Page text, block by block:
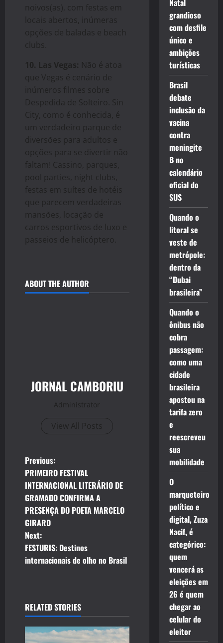
noivos(as), com festas em
locais abertos, inúmeras
opções de baladas e beach
clubs.
10. Las Vegas: Não é atoa
que Vegas é cenário de
inúmeros filmes sobre
Despedida de Solteiro. Sin
City, como é conhecida, é
um verdadeiro parque de
diversões para adultos e
opções para se divertir não
faltam! Cassino, parques,
pool parties, night clubs,
festas em suítes de hotéis
que parecem verdadeiras
mansões, locação de
carros esportivos de luxo e
passeios de helicóptero.
ABOUT THE AUTHOR
JORNAL CAMBORIU
Administrator
View All Posts
P
o
s
t
n
a
i
g
Previous:
PRIMEIRO FESTIVAL
INTERNACIONAL LITERÁRIO DE
GRAMADO CONFIRMA A
PRESENÇA DO POETA MARCELO
GIRARD
Next:
FESTURIS: Destinos
internacionais de olho no Brasil
RELATED STORIES
Natal
grandioso
com desfile
único e
ambições
turísticas
Brasil
debate
inclusão da
vacina
contra
meningite
B no
calendário
oficial do
SUS
Quando o
litoral se
veste de
metrópole:
dentro da
“Dubai
brasileira”
Quando o
ônibus não
cobra
passagem:
como uma
cidade
brasileira
apostou na
tarifa zero
e
reescreveu
sua
mobilidade
O
marqueteiro
político e
digital, Zuza
Nacif, é
categórico:
quem
vencerá as
eleições em
26 é quem
chegar ao
celular do
eleitor